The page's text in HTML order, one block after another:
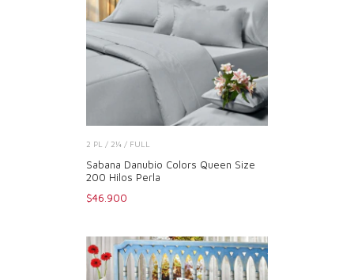
2 PL / 2¼ / FULL
Sabana Danubio Colors Queen Size
200 Hilos Perla
$46.900